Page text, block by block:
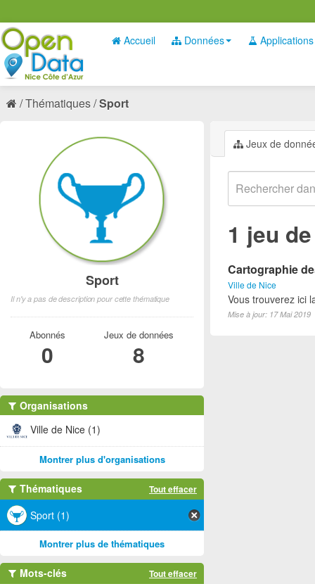
Accueil Données Applications
Thématiques Sport
Jeux de
1 jeu
Cartographie
Ville de Nice
Vous trouverez ici
Mise à jour: 17 Mai 2019
Sport
Il n'y a pas de description pour cette thématique
Abonnés
0
Jeux de données
8
Organisations
Ville de Nice (1)
Montrer plus d'organisations
Thématiques Tout effacer
Sport (1)
Montrer plus de thématiques
Mots-clés Tout effacer